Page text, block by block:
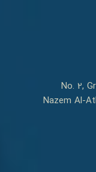
No. 2,
Nazem Al-